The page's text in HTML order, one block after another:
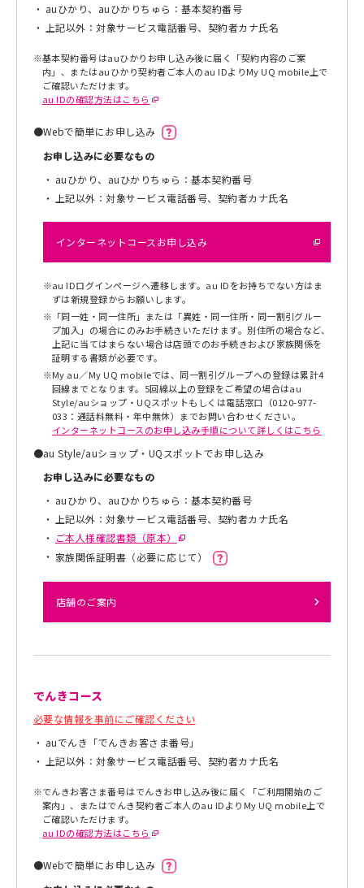
auひかり、auひかりちゅら：基本契約番号
上記以外：対象サービス電話番号、契約者カナ氏名
※基本契約番号はauひかりお申し込み後に届く「契約内容のご案
内」、またはauひかり契約者ご本人のau IDよりMy UQ mobile上で
ご確認いただけます。
au IDの確認方法はこちら
●Webで簡単にお申し込み
お申し込みに必要なもの
auひかり、auひかりちゅら：基本契約番号
上記以外：対象サービス電話番号、契約者カナ氏名
インターネットコースお申し込み
※au IDログインページへ遷移します。au IDをお持ちでない方はま
ずは新規登録からお願いします。
※ 「同一姓・同一住所」または「異姓・同一住所・同一割引グルー
プ加入」の場合にのみお手続きいただけます。別住所の場合など、
上記に当てはまらない場合は店頭でのお手続きおよび家族関係を
証明する書類が必要です。
※My au／My UQ mobileでは、同一割引グループへの登録は累計4
回線までとなります。5回線以上の登録をご希望の場合はau
Style/auショップ・UQスポットもしくは電話窓口（0120-977-
033：通話料無料・年中無休）までお問い合わせください。
インターネットコースのお申し込み手順について詳しくはこちら
●au Style/auショップ・UQスポットでお申し込み
お申し込みに必要なもの
auひかり、auひかりちゅら：基本契約番号
上記以外：対象サービス電話番号、契約者カナ氏名
ご本人様確認書類（原本）
家族関係証明書（必要に応じて）
店舗のご案内
でんきコース
必要な情報を事前にご確認ください
auでんき「でんきお客さま番号」
上記以外：対象サービス電話番号、契約者カナ氏名
※でんきお客さま番号はでんきお申し込み後に届く「ご利用開始のご
案内」、またはでんき契約者ご本人のau IDよりMy UQ mobile上で
ご確認いただけます。
au IDの確認方法はこちら
●Webで簡単にお申し込み